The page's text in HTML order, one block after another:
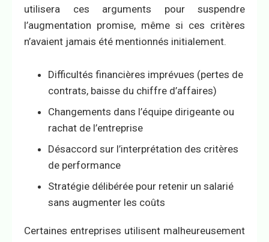
utilisera ces arguments pour suspendre
l’augmentation promise, même si ces critères
n’avaient jamais été mentionnés initialement.
Difficultés financières imprévues (pertes de
contrats, baisse du chiffre d’affaires)
Changements dans l’équipe dirigeante ou
rachat de l’entreprise
Désaccord sur l’interprétation des critères
de performance
Stratégie délibérée pour retenir un salarié
sans augmenter les coûts
Certaines entreprises utilisent malheureusement